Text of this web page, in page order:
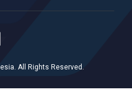
All Rights Reserved.